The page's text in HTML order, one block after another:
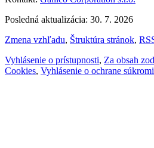
Posledná aktualizácia: 30. 7. 2026
Zmena vzhľadu, Štruktúra stránok,
Vyhlásenie o prístupnosti, Za obsah
Cookies, Vyhlásenie o ochrane